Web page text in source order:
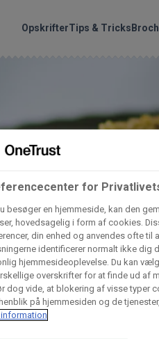
OpskrifterTips & Tricks
Arctic Import
INCO Cash & Carry
Vaffelexpressen
Gem
ikke en eneste opskrift gå
personlige samling af
adgang til dine gemte
hvor
Log ind
for
besøger en hjemmeside, kan den
hovedsagelig i form af cookies.
din enhed og anvendes ofte til
identificerer normalt ikke dig
hjemmesideoplevelse. Du kan
overskrifter for at finde ud af
dog vide, at blokering af visse typer
på hjemmesiden og de